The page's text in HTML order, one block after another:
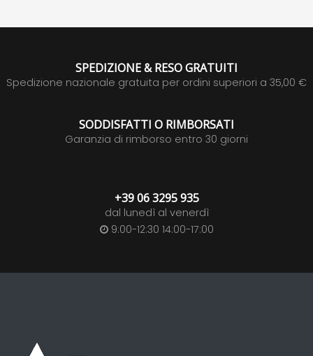
SPEDIZIONE & RESO GRATUITI
Spedizione nazionale gratuita per ordini superiori a 35,00 €
SODDISFATTI O RIMBORSATI
Garanzia di rimborso entro 30 giorni
+39 06 3295 935
dal lunedì al venerdì
9:00-12:30 14:00-17:00